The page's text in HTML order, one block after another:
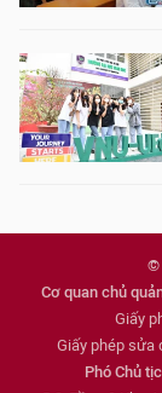
©
Cơ quan chủ
Giấy
Giấy phép sửa
Phó Chủ